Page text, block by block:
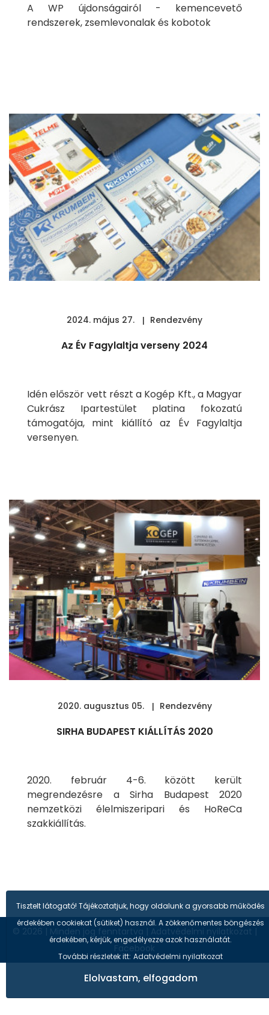
Tisztelt látogató! Tájékoztatjuk, hogy oldalunk a gyorsabb működés
érdekében cookiekat (sütiket) használ. A zökkenőmentes böngészés
érdekében, kérjük, engedélyezze azok használatát.
További részletek itt: Adatvédelmi nyilatkozat
Elolvastam, elfogadom
A WP újdonságairól - kemencevető
rendszerek, zsemlevonalak és kobotok
2024. május 27. Rendezvény
Az Év Fagylaltja verseny 2024
Idén először vett részt a Kogép Kft., a Magyar
Cukrász Ipartestület platina fokozatú
támogatója, mint kiállító az Év Fagylaltja
versenyen.
2020. augusztus 05. Rendezvény
SIRHA BUDAPEST KIÁLLÍTÁS 2020
2020. február 4-6. között került
megrendezésre a Sirha Budapest 2020
nemzetközi élelmiszeripari és HoReCa
szakkiállítás.
© 2026 | Minden jog fenntartva | Adatvédelmi nyilatkozat |
Facebook